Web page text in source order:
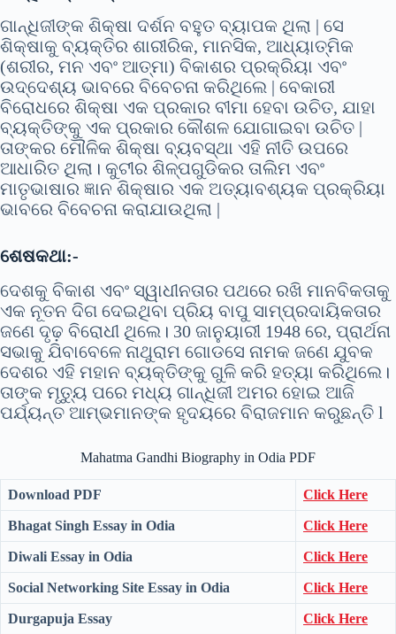
ଗାନ୍ଧିଜୀଙ୍କ ଶିକ୍ଷା ଦର୍ଶନ ବହୁତ ବ୍ୟାପକ ଥିଲା | ସେ
ଶିକ୍ଷାକୁ ବ୍ୟକ୍ତିର ଶାରୀରିକ, ମାନସିକ, ଆଧ୍ୟାତ୍ମିକ
(ଶରୀର, ମନ ଏବଂ ଆତ୍ମା) ବିକାଶର ପ୍ରକ୍ରିୟା ଏବଂ
ଉଦ୍ଦେଶ୍ୟ ଭାବରେ ବିବେଚନା କରିଥିଲେ | ବେକାରୀ
ବିରୋଧରେ ଶିକ୍ଷା ଏକ ପ୍ରକାର ବୀମା ହେବା ଉଚିତ, ଯାହା
ବ୍ୟକ୍ତିଙ୍କୁ ଏକ ପ୍ରକାର କୌଶଳ ଯୋଗାଇବା ଉଚିତ |
ତାଙ୍କର ମୌଳିକ ଶିକ୍ଷା ବ୍ୟବସ୍ଥା ଏହି ନୀତି ଉପରେ
ଆଧାରିତ ଥିଲା। କୁଟୀର ଶିଳ୍ପଗୁଡିକର ତାଲିମ ଏବଂ
ମାତୃଭାଷାର ଜ୍ଞାନ ଶିକ୍ଷାର ଏକ ଅତ୍ୟାବଶ୍ୟକ ପ୍ରକ୍ରିୟା
ଭାବରେ ବିବେଚନା କରାଯାଉଥିଲା |
ଶେଷକଥା:-
ଦେଶକୁ ବିକାଶ ଏବଂ ସ୍ୱାଧୀନତାର ପଥରେ ରଖି ମାନବିକତାକୁ
ଏକ ନୂତନ ଦିଗ ଦେଇଥିବା ପ୍ରିୟ ବାପୁ ସାମ୍ପ୍ରଦାୟିକତାର
ଜଣେ ଦୃଢ଼ ବିରୋଧୀ ଥିଲେ। 30 ଜାନୁୟାରୀ 1948 ରେ, ପ୍ରାର୍ଥନା
ସଭାକୁ ଯିବାବେଳେ ନାଥୁରାମ ଗୋଡସେ ନାମକ ଜଣେ ଯୁବକ
ଦେଶର ଏହି ମହାନ ବ୍ୟକ୍ତିଙ୍କୁ ଗୁଳି କରି ହତ୍ୟା କରିଥିଲେ।
ତାଙ୍କ ମୃତ୍ୟୁ ପରେ ମଧ୍ୟ ଗାନ୍ଧିଜୀ ଅମର ହୋଇ ଆଜି
ପର୍ଯ୍ୟନ୍ତ ଆମ୍ଭମାନଙ୍କ ହୃଦୟରେ ବିରାଜମାନ କରୁଛନ୍ତି l
Mahatma Gandhi Biography in Odia PDF
Download PDF Click Here
Bhagat Singh Essay in Odia Click Here
Diwali Essay in Odia Click Here
Social Networking Site Essay in Odia Click Here
Durgapuja Essay Click Here